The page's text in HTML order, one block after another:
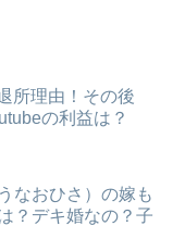
所理由！その後
の利益は？
なおひさ）の嫁も
？デキ婚なの？子